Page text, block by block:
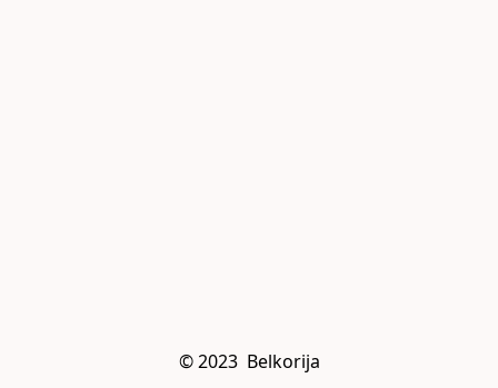
© 2023  Belkorija